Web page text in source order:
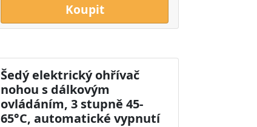
Koupit
Šedý elektrický ohřívač
nohou s dálkovým
ovládáním, 3 stupně 45-
65°C, automatické vypnutí